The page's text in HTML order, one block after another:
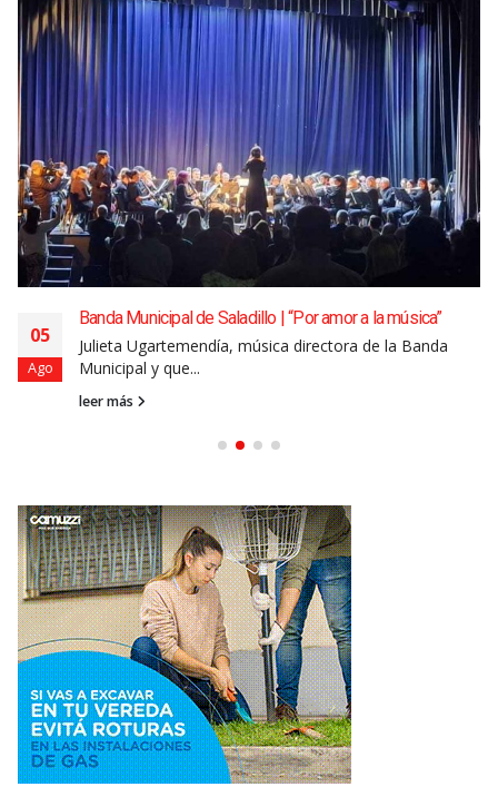
05
Ago
Banda Municipal de Saladillo | “Por amor a la música”
Julieta Ugartemendía, música directora de la Banda
Municipal y que...
leer más